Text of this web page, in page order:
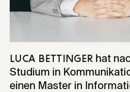
Luca Bettinger hat
Studium in
einen Master in